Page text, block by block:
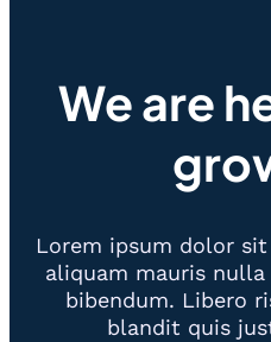
We are
Lorem ipsum dolor
aliquam mauris
bibendum. Libero
blandit quis